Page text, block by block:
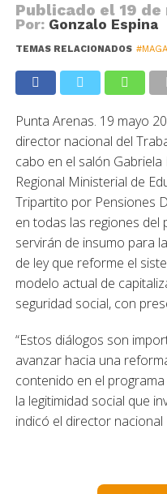
Publicado el 19 de
Por: Gonzalo Espina
TEMAS RELACIONADOS
Punta Arenas. 19 mayo
director nacional del
cabo en el salón
Regional Ministerial de
Tripartito por Pensiones
en todas las regiones del
servirán de insumo para
de ley que reforme el
modelo actual de
seguridad social, con
“Estos diálogos son
avanzar hacia una
contenido en el
la legitimidad social que
indicó el director